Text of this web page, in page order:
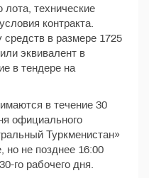
технические
контракта.
средств в размере 1725
эквивалент в
в тендере на
в течение 30
официального
Туркменистан»
но не позднее 16:00
го рабочего дня.